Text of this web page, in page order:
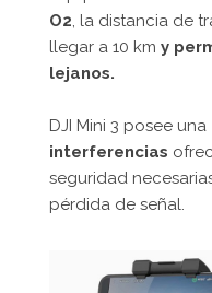
O2, la distancia de
llegar a 10 km y
lejanos.
DJI Mini 3 posee una
interferencias
seguridad
pérdida de señal.